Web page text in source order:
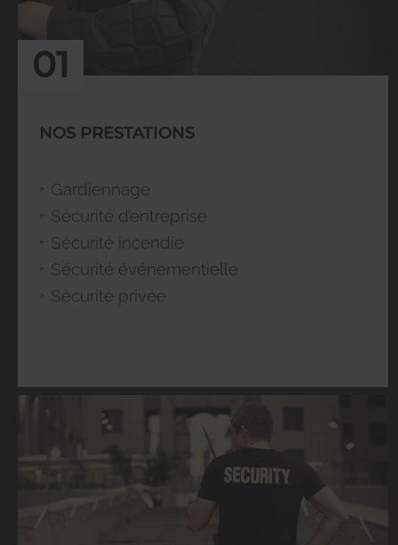
01
NOS PRESTATIONS
Gardiennage
Sécurité d’entreprise
Sécurité incendie
Sécurité événementielle
Sécurité privée